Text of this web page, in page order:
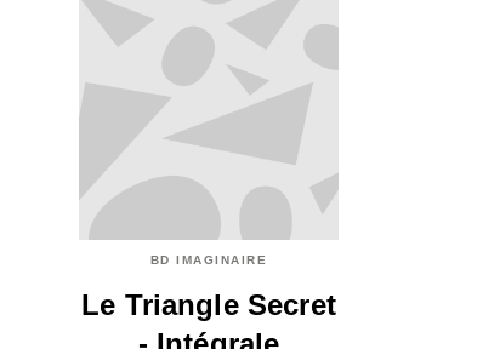
BD IMAGINAIRE
Le Triangle Secret